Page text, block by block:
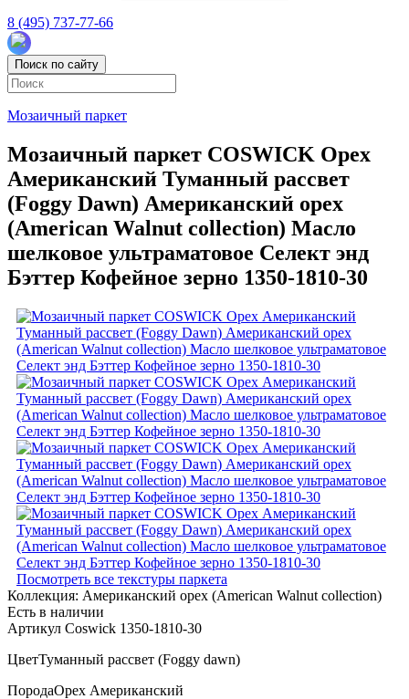
8 (495) 737-77-66
Поиск по сайту
Мозаичный паркет
Мозаичный паркет COSWICK Орех
Американский Туманный рассвет
(Foggy Dawn) Американский орех
(American Walnut collection) Масло
шелковое ультраматовое Селект энд
Бэттер Кофейное зерно 1350-1810-30
Посмотреть все текстуры паркета
Коллекция: Американский орех (American Walnut collection)
Есть в наличии
Артикул Coswick 1350-1810-30
ЦветТуманный рассвет (Foggy dawn)
ПородаОрех Американский